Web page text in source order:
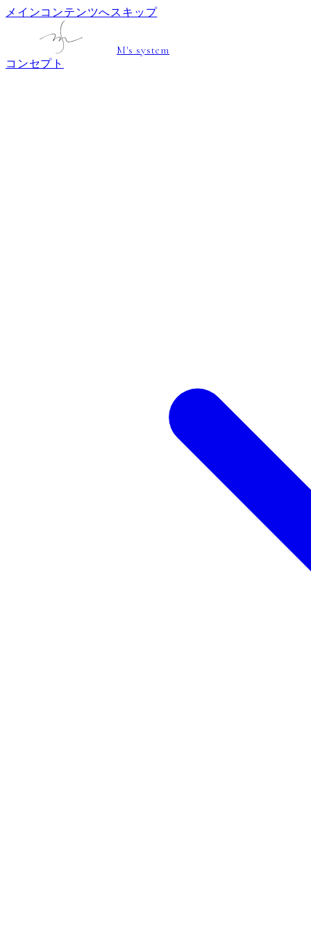
メインコンテンツへスキップ
M's system
コンセプト